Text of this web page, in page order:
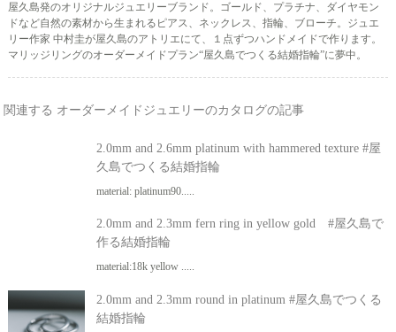
屋久島発のオリジナルジュエリーブランド。ゴールド、プラチナ、ダイヤモン
ドなど自然の素材から生まれるピアス、ネックレス、指輪、ブローチ。ジュエ
リー作家 中村圭が屋久島のアトリエにて、１点ずつハンドメイドで作ります。
マリッジリングのオーダーメイドプラン“屋久島でつくる結婚指輪”に夢中。
関連する オーダーメイドジュエリーのカタログの記事
2.0mm and 2.6mm platinum with hammered texture #屋
久島でつくる結婚指輪
material: platinum90.....
2.0mm and 2.3mm fern ring in yellow gold #屋久島で
作る結婚指輪
material:18k yellow .....
2.0mm and 2.3mm round in platinum #屋久島でつくる
結婚指輪